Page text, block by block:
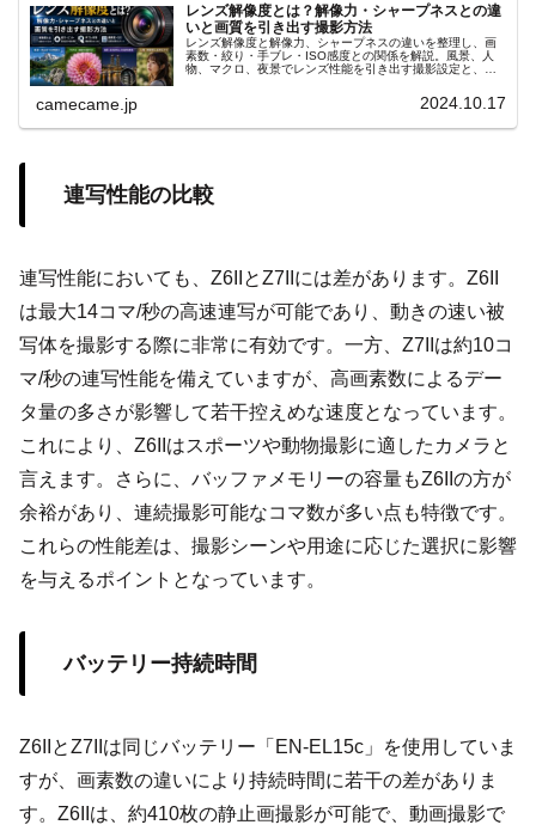
レンズ解像度とは？解像力・シャープネスとの違
いと画質を引き出す撮影方法
レンズ解像度と解像力、シャープネスの違いを整理し、画
素数・絞り・手ブレ・ISO感度との関係を解説。風景、人
物、マクロ、夜景でレンズ性能を引き出す撮影設定と、実
camecame.jp 2024.10.17
連写性能の比較
連写性能においても、Z6IIとZ7IIには差があります。Z6II
は最大14コマ/秒の高速連写が可能であり、動きの速い被
写体を撮影する際に非常に有効です。一方、Z7IIは約10コ
マ/秒の連写性能を備えていますが、高画素数によるデー
タ量の多さが影響して若干控えめな速度となっています。
これにより、Z6IIはスポーツや動物撮影に適したカメラと
言えます。さらに、バッファメモリーの容量もZ6IIの方が
余裕があり、連続撮影可能なコマ数が多い点も特徴です。
これらの性能差は、撮影シーンや用途に応じた選択に影響
を与えるポイントとなっています。
バッテリー持続時間
Z6IIとZ7IIは同じバッテリー「EN-EL15c」を使用していま
すが、画素数の違いにより持続時間に若干の差がありま
す。Z6IIは、約410枚の静止画撮影が可能で、動画撮影で